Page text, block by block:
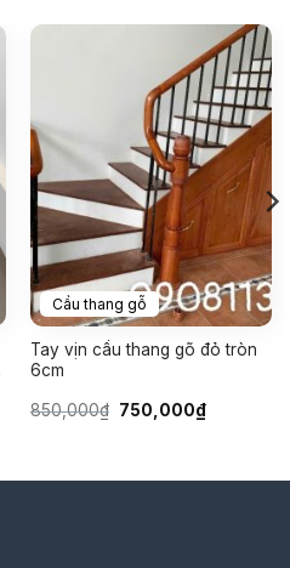
Cầu thang gỗ
Tay vịn cầu thang gõ đỏ tròn
6cm
850,000₫ Giá
750,000₫Giá
hiện